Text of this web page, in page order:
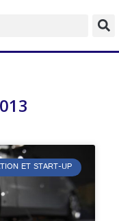
ET START-UP